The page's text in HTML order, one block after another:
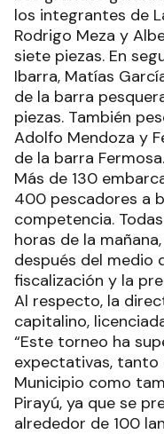
los integrantes de
Rodrigo Meza y
siete piezas. En
Ibarra, Matías
de la barra
piezas. También
Adolfo Mendoza y
de la barra Fermosa.
Más de 130
400 pescadores a
competencia.
horas de la
después del medio
fiscalización y la
Al respecto, la
capitalino,
“Este torneo ha
expectativas, tanto
Municipio como
Pirayú, ya que se
alrededor de 100